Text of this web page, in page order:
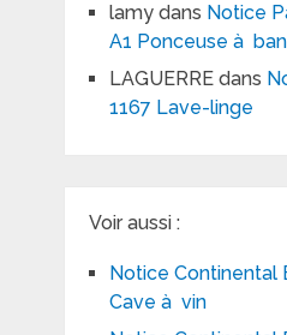
lamydans Notice
A1 Ponceuse à
LAGUERREdans
1167 Lave-linge
Voir aussi :
Notice Continental
Cave à vin